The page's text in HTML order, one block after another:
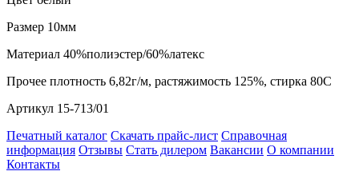
Размер 10мм
Материал 40%полиэстер/60%латекс
Прочее плотность 6,82г/м, растяжимость 125%, стирка 80С
Артикул 15-713/01
Печатный каталог Скачать прайс-лист Справочная
информация Отзывы Стать дилером Вакансии О компании
Контакты